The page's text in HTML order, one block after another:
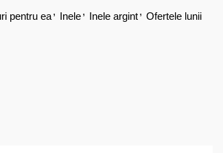
pentru ea, Inele, Inele argint, Ofertele lunii